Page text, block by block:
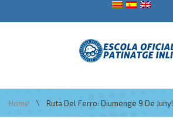
Home \ Ruta Del Ferro: Diumenge 9 De Juny!